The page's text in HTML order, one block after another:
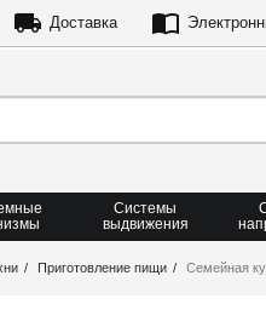
Доставка
Системы
выдвижения
Приготовление пищи Семейная